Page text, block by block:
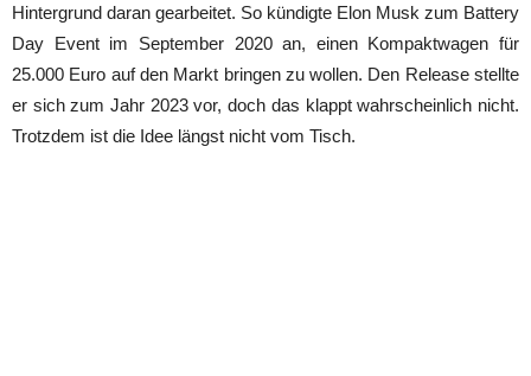
Hintergrund daran gearbeitet. So kündigte Elon Musk zum Battery
Day Event im September 2020 an, einen Kompaktwagen für
25.000 Euro auf den Markt bringen zu wollen. Den Release stellte
er sich zum Jahr 2023 vor, doch das klappt wahrscheinlich nicht.
Trotzdem ist die Idee längst nicht vom Tisch.